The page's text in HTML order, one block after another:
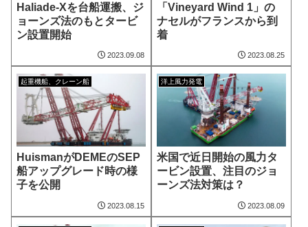
Haliade-Xを台船運搬、ジ
ョーンズ法のもとタービ
ン設置開始
2023.09.08
「Vineyard Wind 1」の
ナセルがフランスから到
着
2023.08.25
起重機船、クレーン船
HuismanがDEMEのSEP
船アップグレード時の様
子を公開
2023.08.15
洋上風力発電
米国で近日開始の風力タ
ービン設置、注目のジョ
ーンズ法対策は？
2023.08.09